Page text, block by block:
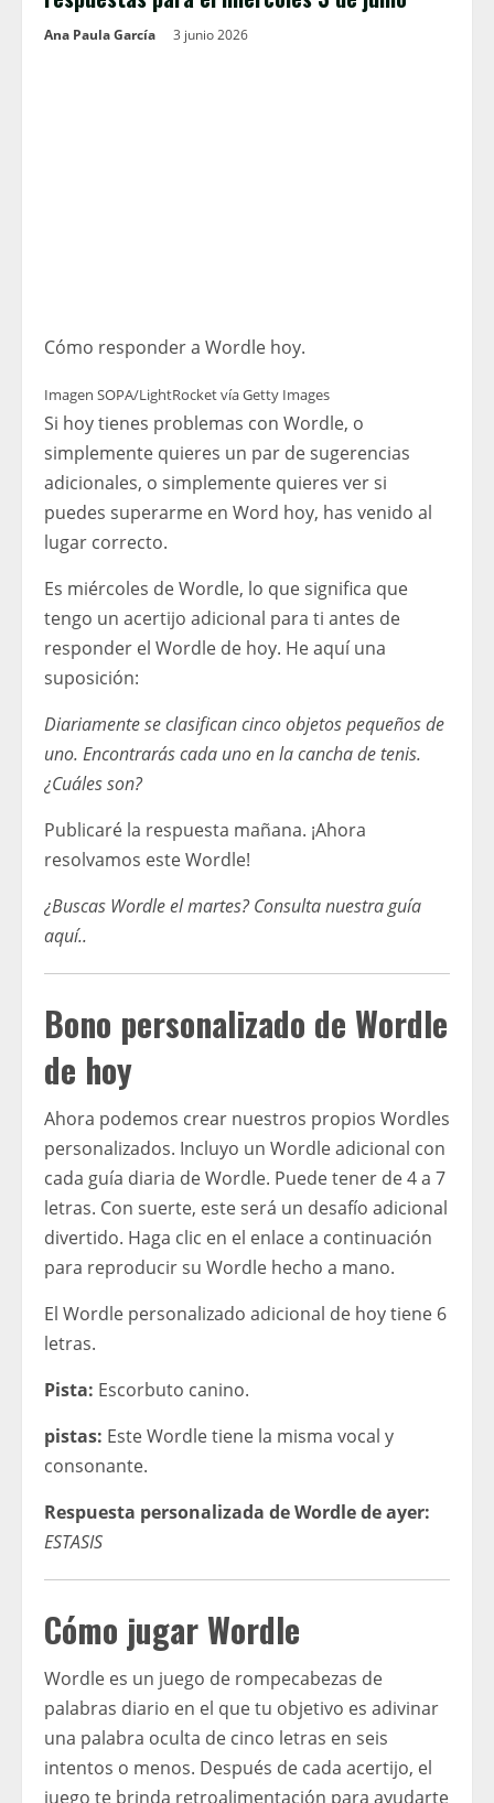
Ana Paula García 3 junio 2026
Cómo responder a Wordle hoy.
Imagen SOPA/LightRocket vía Getty Images
Si hoy tienes problemas con Wordle, o
simplemente quieres un par de sugerencias
adicionales, o simplemente quieres ver si
puedes superarme en Word hoy, has venido al
lugar correcto.
Es miércoles de Wordle, lo que significa que
tengo un acertijo adicional para ti antes de
responder el Wordle de hoy. He aquí una
suposición:
Diariamente se clasifican cinco objetos pequeños de
uno. Encontrarás cada uno en la cancha de tenis.
¿Cuáles son?
Publicaré la respuesta mañana. ¡Ahora
resolvamos este Wordle!
¿Buscas Wordle el martes?Consulta nuestra guía
aquí..
Bono personalizado de Wordle
de hoy
Ahora podemos crear nuestros propios Wordles
personalizados. Incluyo un Wordle adicional con
cada guía diaria de Wordle. Puede tener de 4 a 7
letras. Con suerte, este será un desafío adicional
divertido. Haga clic en el enlace a continuación
para reproducir su Wordle hecho a mano.
El Wordle personalizado adicional de hoy tiene 6
letras.
Pista: Escorbuto canino.
pistas: Este Wordle tiene la misma vocal y
consonante.
Respuesta personalizada de Wordle de ayer:
ESTASIS
Cómo jugar Wordle
Wordle es un juego de rompecabezas de
palabras diario en el que tu objetivo es adivinar
una palabra oculta de cinco letras en seis
intentos o menos. Después de cada acertijo, el
juego te brinda retroalimentación para ayudarte